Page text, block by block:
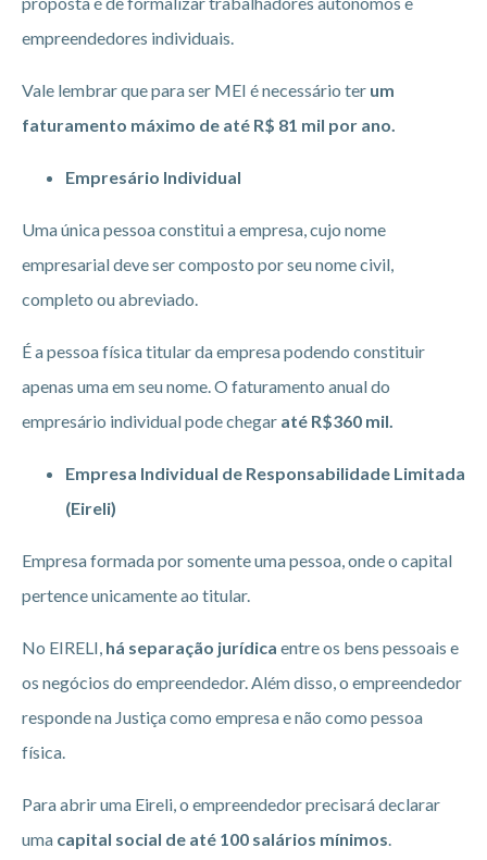
empreendedores individuais.
Vale lembrar que para ser MEI é necessário ter um
faturamento máximo de até R$ 81 mil por ano.
Empresário Individual
Uma única pessoa constitui a empresa, cujo nome
empresarial deve ser composto por seu nome civil,
completo ou abreviado.
É a pessoa física titular da empresa podendo constituir
apenas uma em seu nome. O faturamento anual do
empresário individual pode chegar até R$360 mil.
Empresa Individual de Responsabilidade Limitada
(Eireli)
Empresa formada por somente uma pessoa, onde o capital
pertence unicamente ao titular.
No EIRELI, há separação jurídica entre os bens pessoais e
os negócios do empreendedor. Além disso, o empreendedor
responde na Justiça como empresa e não como pessoa
física.
Para abrir uma Eireli, o empreendedor precisará declarar
uma capital social de até 100 salários mínimos.